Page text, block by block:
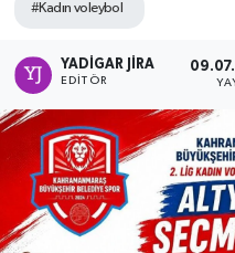
#Kadın voleybol
YADIGAR JIRA
EDITÖR